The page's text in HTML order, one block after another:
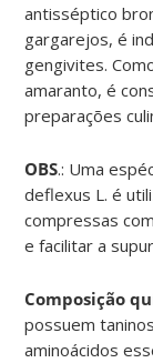
antisséptico
gargarejos, é
gengivites.
amaranto, é
preparações
OBS.: Uma
deflexus L. é
compressas
e facilitar a
Composição
possuem
aminoácidos